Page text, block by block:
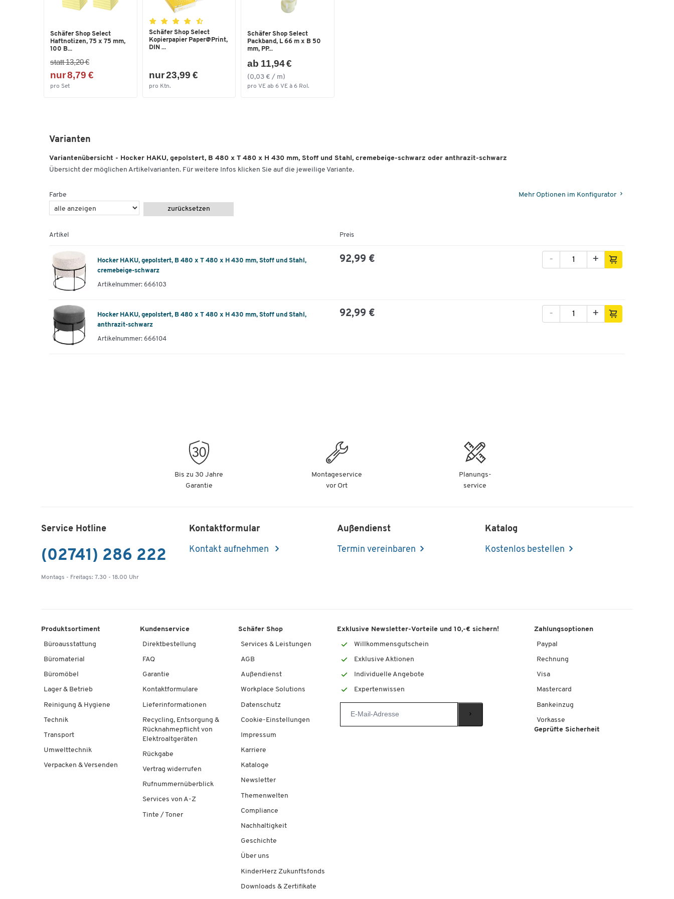
Komfortabel gepolsterte Sitzfläche
Wahlweise erhältlich mit Bezug in der Farbe
Weitere Details:
Gewicht: 4,1 kg
Schäfer Shop Select
Haftnotizen, 75 x 75 mm,
100 B...
statt 13,20 €
nur 8,79 €
pro Set
Schäfer Shop Select
Kopierpapier Paper@Print,
DIN ...
nur 23,99 €
pro Ktn.
Schäfer Shop Select
Packband, L 66 m x B 50
mm, PP...
ab 11,94 €
(0,03 € / m)
pro VE ab 6 VE à 6 Rol.
Varianten
Variantenübersicht - Hocker HAKU, gepolstert, B 480 x T 480 x H 430 mm, Stoff und Stahl, cremebeige-schwarz oder anthrazit-schwarz
Übersicht der möglichen Artikelvarianten. Für weitere Infos klicken Sie auf die jeweilige Variante.
Farbe
zurücksetzen
Mehr Optionen im Konfigurator
Artikel Preis
Hocker HAKU, gepolstert, B 480 x T 480 x H 430 mm, Stoff und Stahl,
cremebeige-schwarz
Artikelnummer: 666103
92,99 € +
-
Hocker HAKU, gepolstert, B 480 x T 480 x H 430 mm, Stoff und Stahl,
anthrazit-schwarz
Artikelnummer: 666104
92,99 € +
-
Bis zu 30 Jahre
Garantie
Montageservice
vor Ort
Planungs-
service
Service Hotline
(02741) 286 222
Montags - Freitags: 7.30 - 18.00 Uhr
Kontaktformular
Kontakt aufnehmen
Außendienst
Termin vereinbaren
Katalog
Kostenlos bestellen
Produktsortiment
Büroausstattung
Büromaterial
Büromöbel
Lager & Betrieb
Reinigung & Hygiene
Technik
Transport
Umwelttechnik
Verpacken & Versenden
Kundenservice
Direktbestellung
FAQ
Garantie
Kontaktformulare
Lieferinformationen
Recycling, Entsorgung &
Rücknahmepflicht von
Elektroaltgeräten
Rückgabe
Vertrag widerrufen
Rufnummernüberblick
Services von A-Z
Tinte / Toner
Schäfer Shop
Services & Leistungen
AGB
Außendienst
Workplace Solutions
Datenschutz
Cookie-Einstellungen
Impressum
Karriere
Kataloge
Newsletter
Themenwelten
Compliance
Nachhaltigkeit
Geschichte
Über uns
KinderHerz Zukunftsfonds
Downloads & Zertifikate
Exklusive Newsletter-Vorteile und 10,-€ sichern!
Willkommensgutschein
Exklusive Aktionen
Individuelle Angebote
Expertenwissen
Zahlungsoptionen
Paypal
Rechnung
Visa
Mastercard
Bankeinzug
Vorkasse
Geprüfte Sicherheit